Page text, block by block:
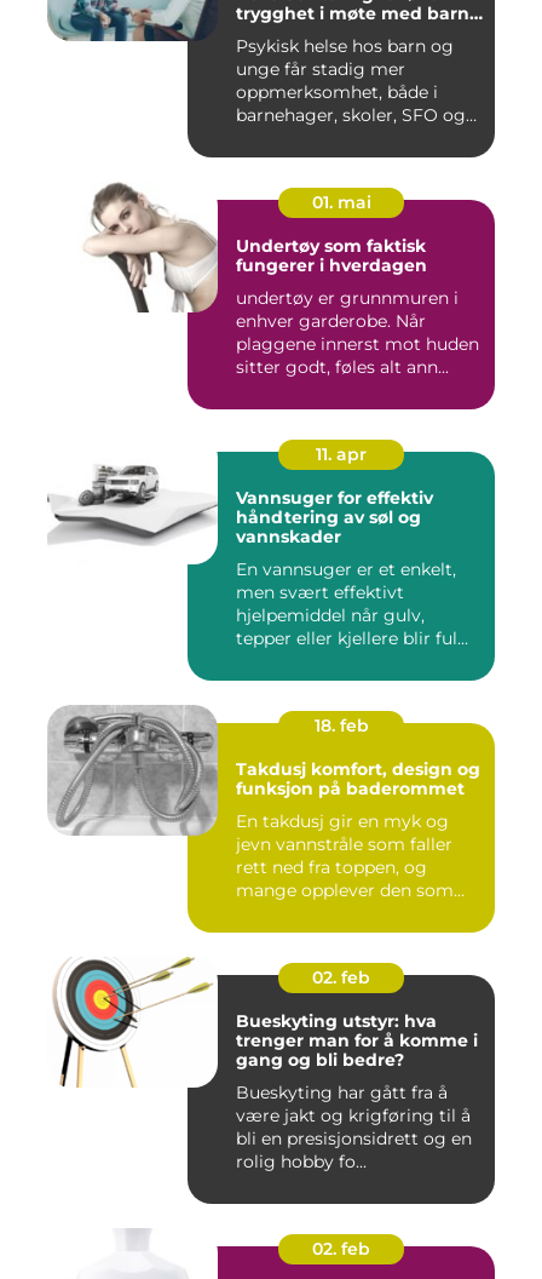
trygghet i møte med barn
Psykisk helse hos barn og
unge får stadig mer
oppmerksomhet, både i
barnehager, skoler, SFO og
01. mai
Undertøy som faktisk
fungerer i hverdagen
undertøy er grunnmuren i
enhver garderobe. Når
plaggene innerst mot huden
sitter godt, føles alt ann...
11. apr
Vannsuger for effektiv
håndtering av søl og
vannskader
En vannsuger er et enkelt,
men svært effektivt
hjelpemiddel når gulv,
tepper eller kjellere blir ful...
18. feb
Takdusj komfort, design og
funksjon på baderommet
En takdusj gir en myk og
jevn vannstråle som faller
rett ned fra toppen, og
mange opplever den som
02. feb
Bueskyting utstyr: hva
trenger man for å komme i
gang og bli bedre?
Bueskyting har gått fra å
være jakt og krigføring til å
bli en presisjonsidrett og en
rolig hobby fo...
02. feb